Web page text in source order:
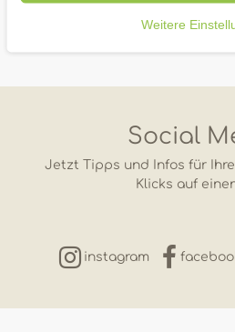
Social
Jetzt Tipps und Infos für
Klicks auf
instagram
Weitere